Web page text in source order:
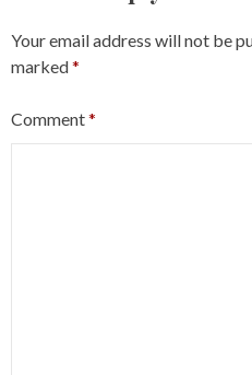
Your email address will not be
marked*
Comment*